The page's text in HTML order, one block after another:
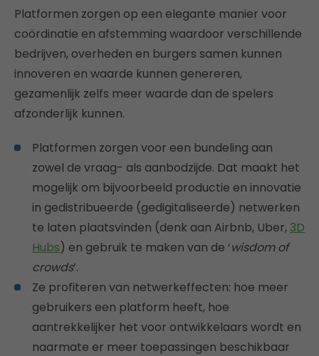
Platformen zorgen op een elegante manier voor
coördinatie en afstemming waardoor verschillende
bedrijven, overheden en burgers samen kunnen
innoveren en waarde kunnen genereren,
gezamenlijk zelfs meer waarde dan de spelers
afzonderlijk kunnen.
Platformen zorgen voor een bundeling aan
zowel de vraag- als aanbodzijde. Dat maakt het
mogelijk om bijvoorbeeld productie en innovatie
in gedistribueerde (gedigitaliseerde) netwerken
te laten plaatsvinden (denk aan Airbnb, Uber, 3D
Hubs) en gebruik te maken van de ‘wisdom of
crowds’.
Ze profiteren van netwerkeffecten: hoe meer
gebruikers een platform heeft, hoe
aantrekkelijker het voor ontwikkelaars wordt en
naarmate er meer toepassingen beschikbaar